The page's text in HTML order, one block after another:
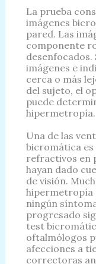
La prueba
imágenes
pared. Las
componente
desenfocados.
imágenes e
cerca o más
del sujeto, el
puede
hipermetropía.
Una de las
bicromática
refractivos en
hayan dado
de visión.
hipermetropía
ningún
progresado
test
oftalmólogos
afecciones a
correctoras